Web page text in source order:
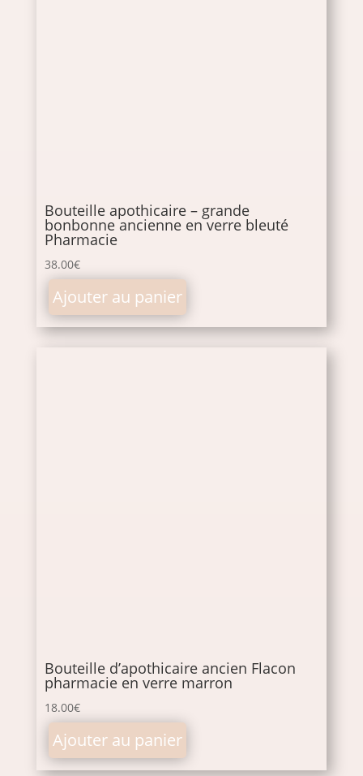
Bouteille apothicaire – grande
bonbonne ancienne en verre bleuté
Pharmacie
38.00€
Ajouter au panier
Bouteille d’apothicaire ancien Flacon
pharmacie en verre marron
18.00€
Ajouter au panier